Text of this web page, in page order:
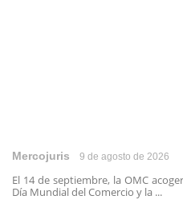
Mercojuris 9 de agosto de 2026
El 14 de septiembre, la OMC
Día Mundial del Comercio y la ...